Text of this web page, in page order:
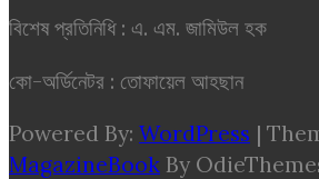
বিশেষ প্রতিনিধি : এ. এম. জামিউল হক
কো-অর্ডিনেটর : তোফায়েল আহছান
Powered By: WordPress |
MagazineBook By